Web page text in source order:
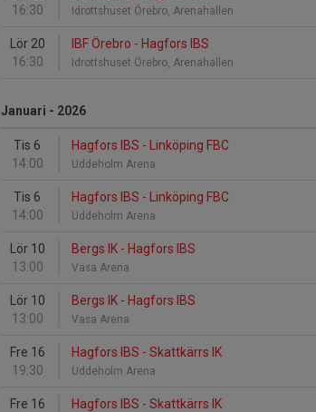
16:30
Idrottshuset Örebro, Arenahallen
Lör 20
16:30
IBF Örebro - Hagfors IBS
Idrottshuset Örebro, Arenahallen
Januari - 2026
Tis 6
14:00
Hagfors IBS - Linköping FBC
Uddeholm Arena
Tis 6
14:00
Hagfors IBS - Linköping FBC
Uddeholm Arena
Lör 10
13:00
Bergs IK - Hagfors IBS
Vasa Arena
Lör 10
13:00
Bergs IK - Hagfors IBS
Vasa Arena
Fre 16
19:30
Hagfors IBS - Skattkärrs IK
Uddeholm Arena
Fre 16
Hagfors IBS - Skattkärrs IK